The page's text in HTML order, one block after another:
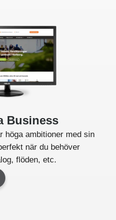
Business
höga ambitioner med sin
när du behöver
flöden, etc.